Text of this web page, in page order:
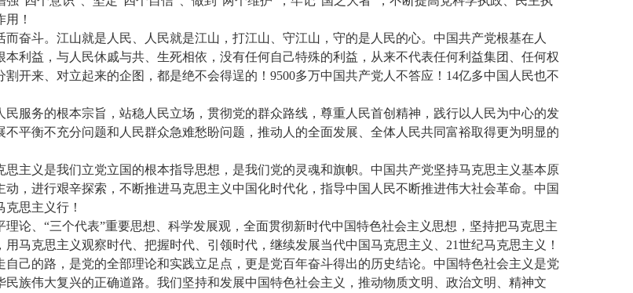
！
斗。江山就是人民、人民就是江山，打江山、守江山，守的是人民的心。中国共产党根基在人
利益，与人民休戚与共、生死相依，没有任何自己特殊的利益，从来不代表任何利益集团、任何权
开来、对立起来的企图，都是绝不会得逞的！9500多万中国共产党人不答应！14亿多中国人民也不
服务的根本宗旨，站稳人民立场，贯彻党的群众路线，尊重人民首创精神，践行以人民为中心的发
平衡不充分问题和人民群众急难愁盼问题，推动人的全面发展、全体人民共同富裕取得更为明显的
主义是我们立党立国的根本指导思想，是我们党的灵魂和旗帜。中国共产党坚持马克思主义基本原
，进行艰辛探索，不断推进马克思主义中国化时代化，指导中国人民不断推进伟大社会革命。中国
思主义行！
论、“三个代表”重要思想、科学发展观，全面贯彻新时代中国特色社会主义思想，坚持把马克思主
马克思主义观察时代、把握时代、引领时代，继续发展当代中国马克思主义、21世纪马克思主义！
己的路，是党的全部理论和实践立足点，更是党百年奋斗得出的历史结论。中国特色社会主义是党
族伟大复兴的正确道路。我们坚持和发展中国特色社会主义，推动物质文明、政治文明、精神文